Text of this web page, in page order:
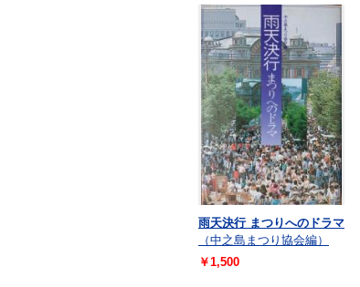
雨天決行 まつりへのドラマ
（中之島まつり協会編）
￥1,500